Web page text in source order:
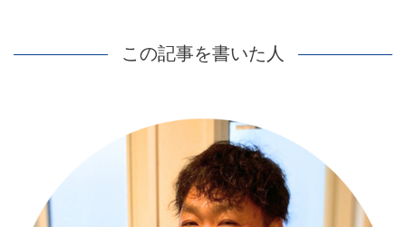
この記事を書いた人